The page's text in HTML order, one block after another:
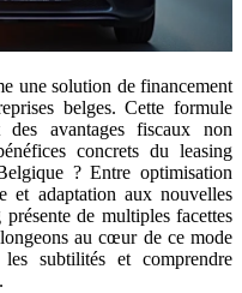
une solution de financement
belges. Cette formule
avantages fiscaux non
concrets du leasing
? Entre optimisation
et adaptation aux nouvelles
de multiples facettes
au cœur de ce mode
subtilités et comprendre